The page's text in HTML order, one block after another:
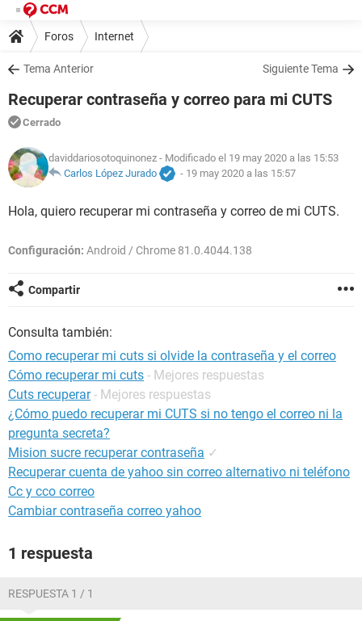
Foros Internet
Tema Anterior Siguiente Tema
Recuperar contraseña y correo para mi CUTS
Cerrado
daviddariosotoquinonez - Modificado el 19 may 2020 a las 15:53
Carlos López Jurado
- 19 may 2020 a las 15:57
Hola, quiero recuperar mi contraseña y correo de mi CUTS.
Configuración: Android / Chrome 81.0.4044.138
Compartir
Consulta también:
Como recuperar mi cuts si olvide la contraseña y el correo
Cómo recuperar mi cuts - Mejores respuestas
Cuts recuperar - Mejores respuestas
¿Cómo puedo recuperar mi CUTS si no tengo el correo ni la
pregunta secreta?
Mision sucre recuperar contraseña ✓
Recuperar cuenta de yahoo sin correo alternativo ni teléfono
Cc y cco correo
Cambiar contraseña correo yahoo
1 respuesta
RESPUESTA 1 / 1